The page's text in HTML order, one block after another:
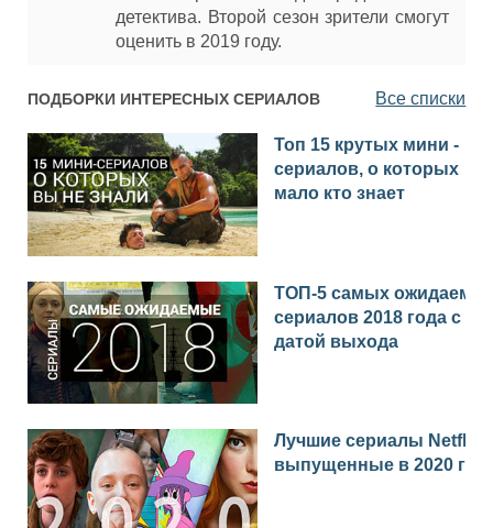
детектива. Второй сезон зрители смогут
оценить в 2019 году.
ПОДБОРКИ ИНТЕРЕСНЫХ СЕРИАЛОВ Все списки
Топ 15 крутых мини -
сериалов, о которых
мало кто знает
ТОП-5 самых
сериалов 2018 года с
датой выхода
Лучшие сериалы Netflix
выпущенные в 2020